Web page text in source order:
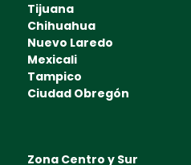
Tijuana
Chihuahua
Nuevo Laredo
Mexicali
Tampico
Ciudad Obregón
Zona Centro y Sur